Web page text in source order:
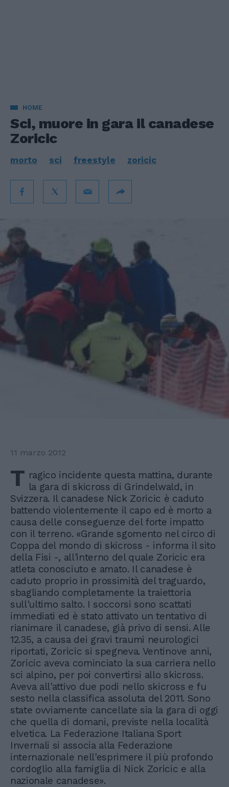
HOME
Sci, muore in gara il canadese
Zoricic
morto sci freestyle zoricic
11 marzo 2012
T ragico incidente questa mattina, durante
la gara di skicross di Grindelwald, in
Svizzera. Il canadese Nick Zoricic è caduto
battendo violentemente il capo ed è morto a
causa delle conseguenze del forte impatto
con il terreno. «Grande sgomento nel circo di
Coppa del mondo di skicross - informa il sito
della Fisi -, all'interno del quale Zoricic era
atleta conosciuto e amato. Il canadese è
caduto proprio in prossimità del traguardo,
sbagliando completamente la traiettoria
sull'ultimo salto. I soccorsi sono scattati
immediati ed è stato attivato un tentativo di
rianimare il canadese, già privo di sensi. Alle
12.35, a causa dei gravi traumi neurologici
riportati, Zoricic si spegneva. Ventinove anni,
Zoricic aveva cominciato la sua carriera nello
sci alpino, per poi convertirsi allo skicross.
Aveva all'attivo due podi nello skicross e fu
sesto nella classifica assoluta del 2011. Sono
state ovviamente cancellate sia la gara di oggi
che quella di domani, previste nella località
elvetica. La Federazione Italiana Sport
Invernali si associa alla Federazione
internazionale nell'esprimere il più profondo
cordoglio alla famiglia di Nick Zoricic e alla
nazionale canadese».